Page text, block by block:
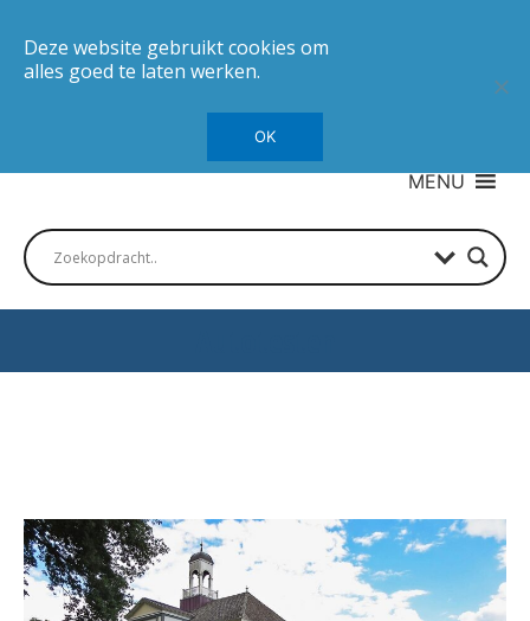
MENU
Deze website gebruikt cookies om
alles goed te laten werken.
OK